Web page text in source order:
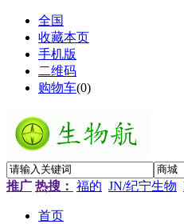
全国
收藏本页
手机版
二维码
购物车(0)
推广 热搜： 福的 JN/纪宁生物
首页